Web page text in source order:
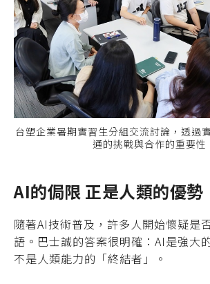
台塑企業暑期實習生分組交流討論，透過
通的挑戰與合作的重要性
AI的侷限 正是人類的優勢
隨著AI技術普及，許多人開始懷疑是
語。巴士誠的答案很明確：AI是強大
不是人類能力的「終結者」。